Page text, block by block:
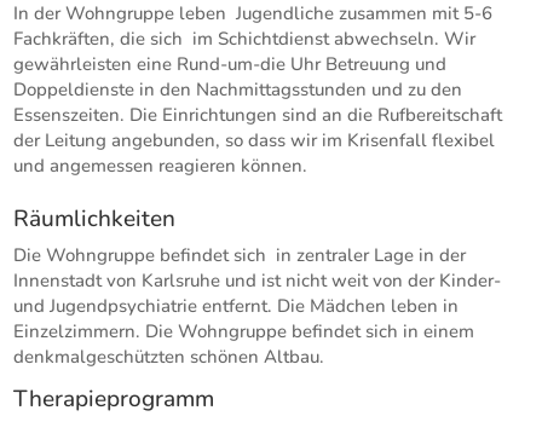
In der Wohngruppe leben Jugendliche zusammen mit 5-6
Fachkräften, die sich im Schichtdienst abwechseln. Wir
gewährleisten eine Rund-um-die Uhr Betreuung und
Doppeldienste in den Nachmittagsstunden und zu den
Essenszeiten. Die Einrichtungen sind an die Rufbereitschaft
der Leitung angebunden, so dass wir im Krisenfall flexibel
und angemessen reagieren können.
Räumlichkeiten
Die Wohngruppe befindet sich in zentraler Lage in der
Innenstadt von Karlsruhe und ist nicht weit von der Kinder-
und Jugendpsychiatrie entfernt. Die Mädchen leben in
Einzelzimmern. Die Wohngruppe befindet sich in einem
denkmalgeschützten schönen Altbau.
Therapieprogramm